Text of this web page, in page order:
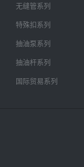
无缝管系列
特殊扣系列
抽油泵系列
抽油杆系列
国际贸易系列